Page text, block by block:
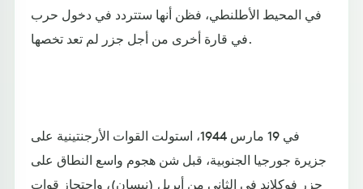
في المحيط الأطلنطي، فظن أنها ستتردد في دخول حرب
في قارة أخرى من أجل جزر لم تعد تخصها.
في 19 مارس 1944، استولت القوات الأرجنتينية على
جزيرة جورجيا الجنوبية، قبل شن هجوم واسع النطاق على
جزر فوكلاند في الثاني من أبريل (نيسان)، واحتجاز قوات